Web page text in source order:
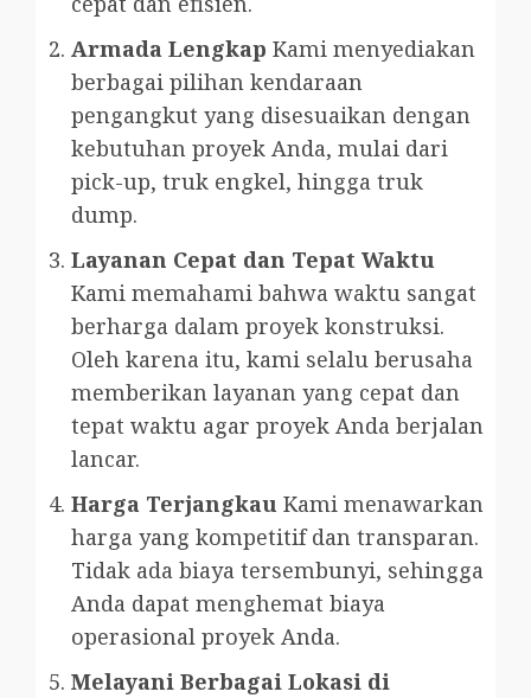
Armada Lengkap Kami menyediakan
berbagai pilihan kendaraan
pengangkut yang disesuaikan dengan
kebutuhan proyek Anda, mulai dari
pick-up, truk engkel, hingga truk
dump.
Layanan Cepat dan Tepat Waktu
Kami memahami bahwa waktu sangat
berharga dalam proyek konstruksi.
Oleh karena itu, kami selalu berusaha
memberikan layanan yang cepat dan
tepat waktu agar proyek Anda berjalan
lancar.
Harga Terjangkau Kami menawarkan
harga yang kompetitif dan transparan.
Tidak ada biaya tersembunyi, sehingga
Anda dapat menghemat biaya
operasional proyek Anda.
Melayani Berbagai Lokasi di